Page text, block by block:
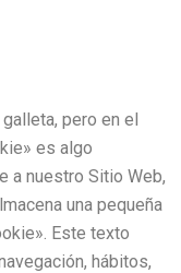
pero en el
es algo
a nuestro Sitio Web,
una pequeña
Este texto
hábitos,